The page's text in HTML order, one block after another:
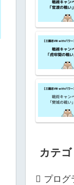
カテ
プログ